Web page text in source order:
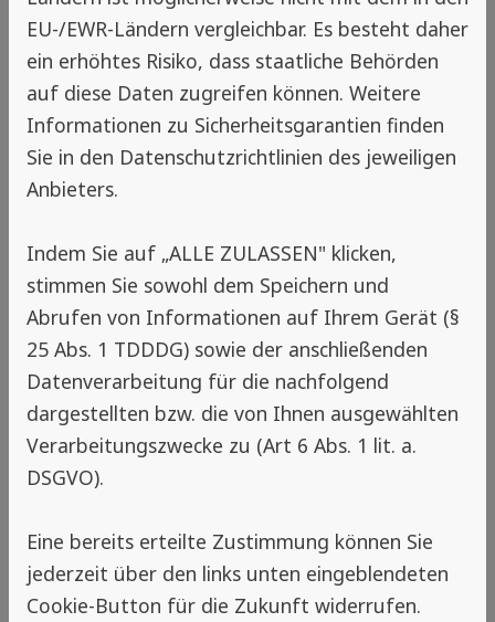
Zurück
Insektenschutz-Experte in deiner
Nähe
Wenn du die Standortfreigabe auf
deinem Gerät aktivierst, zeigen wir dir
hier direkt passende Betriebe mit
Insektenschutz-Expertise aus deiner
Region. So findest du schnell die
Standardlösungen, größere Umbauten
oder neue Projekte rund um
Insektenschutz.
beitragen, ein sicheres und hygienisches
Umfeld für die Kinder zu schaffen.
EU-/EWR-Ländern vergleichbar. Es besteht daher
ein erhöhtes Risiko, dass staatliche Behörden
auf diese Daten zugreifen können. Weitere
Informationen zu Sicherheitsgarantien finden
Sie in den Datenschutzrichtlinien des jeweiligen
Anbieters.
Indem Sie auf „ALLE ZULASSEN" klicken,
stimmen Sie sowohl dem Speichern und
Abrufen von Informationen auf Ihrem Gerät (§
25 Abs. 1 TDDDG) sowie der anschließenden
Datenverarbeitung für die nachfolgend
dargestellten bzw. die von Ihnen ausgewählten
Verarbeitungszwecke zu (Art 6 Abs. 1 lit. a.
DSGVO).
Eine bereits erteilte Zustimmung können Sie
jederzeit über den links unten eingeblendeten
Cookie-Button für die Zukunft widerrufen.